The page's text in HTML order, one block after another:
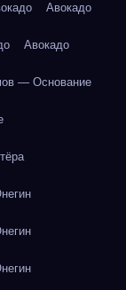
Авокадо
Авокадо
— Основание